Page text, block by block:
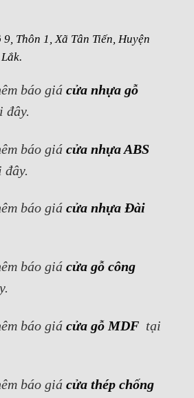
Thôn 1, Xã Tân Tiến, Huyện
báo giá cửa nhựa gỗ
đây.
báo giá cửa nhựa ABS
báo giá cửa nhựa Đài
báo giá cửa gỗ công
báo giá cửa gỗ MDF tại
báo giá cửa thép chống